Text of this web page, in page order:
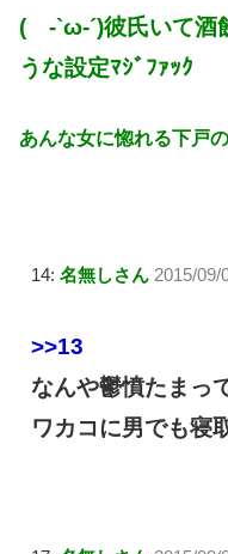
( -`ω-´)彼氏いて酒
うな設定ﾏｼﾞﾌｧｯｸ
あんな女に惚れる下戸
14: 名無しさん 2015/09/
>>13
なんや鬱憤たまっ
ワカコに男でも寝